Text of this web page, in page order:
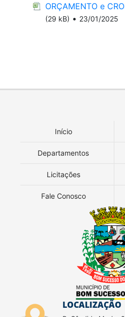
ORÇAMENTO e
(29 kB) • 23/01/2025
Início
Departamentos
Licitações
Fale Conosco
LOCALIZAÇÃO